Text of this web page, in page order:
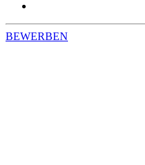
BEWERBEN